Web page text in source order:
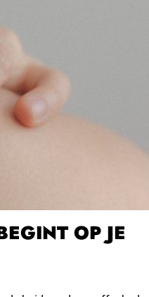
OP JE